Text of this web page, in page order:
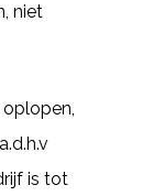
niet
is tot